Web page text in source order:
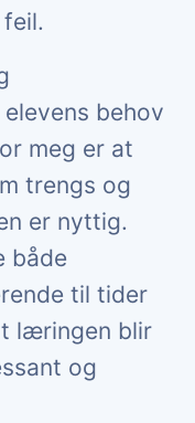
behov
meg er at
trengs og
er nyttig.
både
til tider
læringen blir
og